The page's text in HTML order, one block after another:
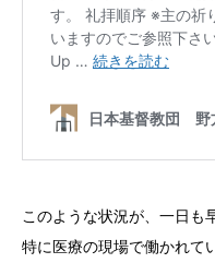
このような状況が、一日も
特に医療の現場で働かれて